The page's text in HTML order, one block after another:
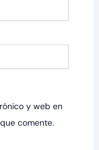
y web en
comente.